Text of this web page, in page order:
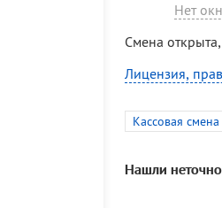
Нет
Смена
Лицензия,
Кассовая
Нашли